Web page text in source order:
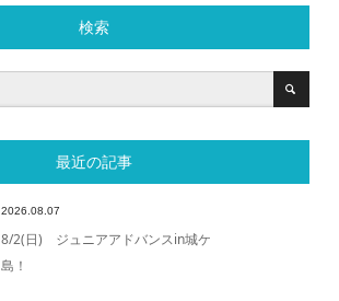
検索
最近の記事
2026.08.07
8/2(日) ジュニアアドバンスin城ケ
島！